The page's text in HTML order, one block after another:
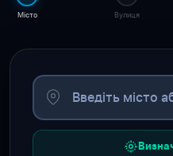
Місто Вулиця